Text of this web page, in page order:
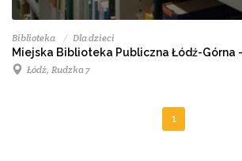
Biblioteka Dla dzieci
Miejska Biblioteka Publiczna Łódź-Górna
Łódź, Rudzka 7
1